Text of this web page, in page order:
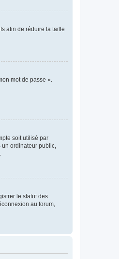
afin de réduire la taille
mot de passe ».
soit utilisé par
ordinateur public,
le statut des
au forum,